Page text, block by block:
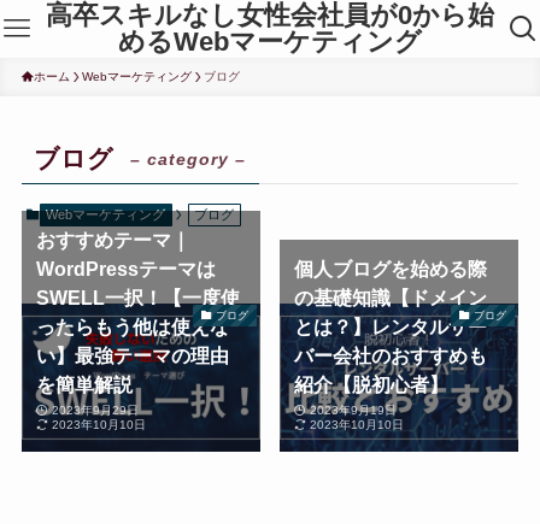
高卒スキルなし女性会社員が0から始
めるWebマーケティング
ホーム Webマーケティング ブログ
ブログ – category –
Webマーケティング ブログ
ブログ
おすすめテーマ｜
WordPressテーマは
SWELL一択！【一度使
ったらもう他は使えな
い】最強テーマの理由
を簡単解説
2023年9月29日
2023年10月10日
ブログ
個人ブログを始める際
の基礎知識【ドメイン
とは？】レンタルサー
バー会社のおすすめも
紹介【脱初心者】
2023年9月19日
2023年10月10日